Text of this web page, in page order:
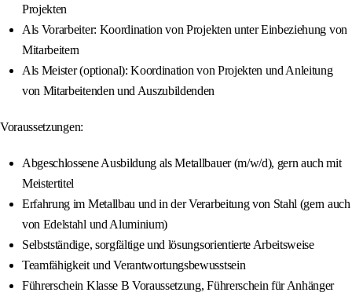
Projekten
Als Vorarbeiter: Koordination von Projekten unter Einbeziehung von
Mitarbeitern
Als Meister (optional): Koordination von Projekten und Anleitung
von Mitarbeitenden und Auszubildenden
Voraussetzungen:
Abgeschlossene Ausbildung als Metallbauer (m/w/d), gern auch mit
Meistertitel
Erfahrung im Metallbau und in der Verarbeitung von Stahl (gern auch
von Edelstahl und Aluminium)
Selbstständige, sorgfältige und lösungsorientierte Arbeitsweise
Teamfähigkeit und Verantwortungsbewusstsein
Führerschein Klasse B Voraussetzung, Führerschein für Anhänger